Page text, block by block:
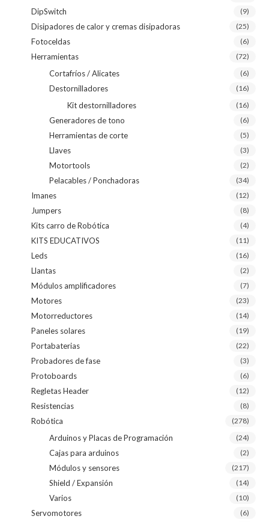
DipSwitch (9)
Disipadores de calor y cremas disipadoras (25)
Fotoceldas (6)
Herramientas (72)
Cortafríos / Alicates (6)
Destornilladores (16)
Kit destornilladores (16)
Generadores de tono (6)
Herramientas de corte (5)
Llaves (3)
Motortools (2)
Pelacables / Ponchadoras (34)
Imanes (12)
Jumpers (8)
Kits carro de Robótica (4)
KITS EDUCATIVOS (11)
Leds (16)
Llantas (2)
Módulos amplificadores (7)
Motores (23)
Motorreductores (14)
Paneles solares (19)
Portabaterias (22)
Probadores de fase (3)
Protoboards (6)
Regletas Header (12)
Resistencias (8)
Robótica (278)
Arduinos y Placas de Programación (24)
Cajas para arduinos (2)
Módulos y sensores (217)
Shield / Expansión (14)
Varios (10)
Servomotores (6)